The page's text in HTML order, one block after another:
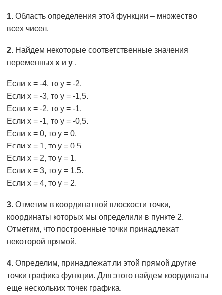
1. Область определения этой функции – множество
всех чисел.
2. Найдем некоторые соответственные значения
переменных х и у .
Если х = -4, то у = -2.
Если х = -3, то у = -1,5.
Если х = -2, то у = -1.
Если х = -1, то у = -0,5.
Если х = 0, то у = 0.
Если х = 1, то у = 0,5.
Если х = 2, то у = 1.
Если х = 3, то у = 1,5.
Если х = 4, то у = 2.
3. Отметим в координатной плоскости точки,
координаты которых мы определили в пункте 2.
Отметим, что построенные точки принадлежат
некоторой прямой.
4. Определим, принадлежат ли этой прямой другие
точки графика функции. Для этого найдем координаты
еще нескольких точек графика.